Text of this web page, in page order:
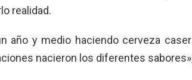
realidad.
año y medio haciendo cerveza
nacieron los diferentes